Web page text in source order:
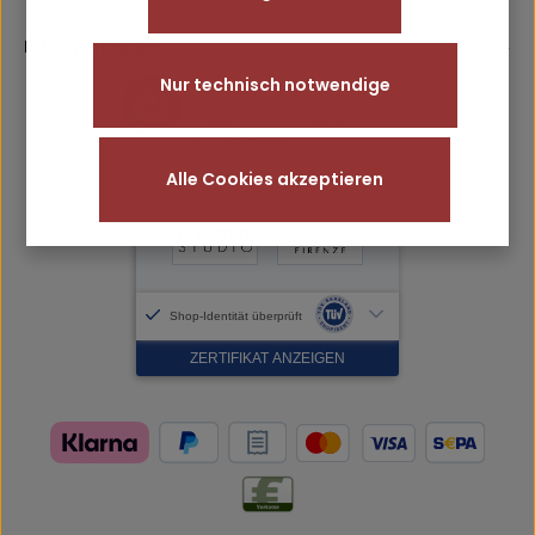
Informationen
Nur technisch notwendige
Alle Cookies akzeptieren